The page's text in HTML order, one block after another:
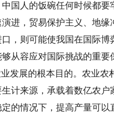
国人的饭碗任何时候都要
进，贸易保护主义、地
，则可能使我国在国际
从容应对国际挑战的重要
展的根本目的。农业农
计来源，承载着数亿农
的情况下，提高产量可